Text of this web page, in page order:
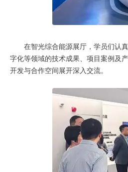
在智光综合能源展厅，学员们认
字化等领域的技术成果、项目案例及
开发与合作空间展开深入交流。